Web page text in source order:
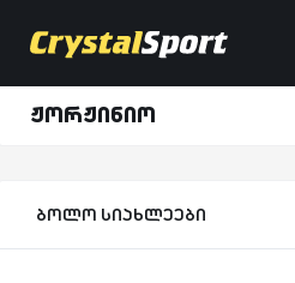
ჟორჟინიო
ბოლო სიახლეები